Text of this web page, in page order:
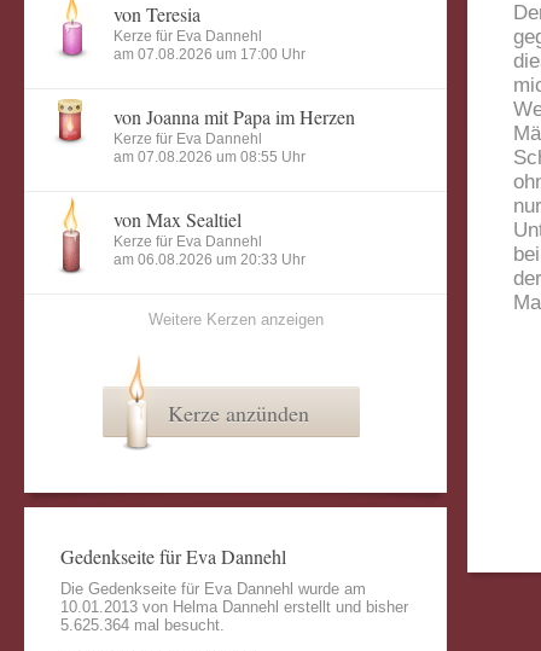
von Teresia
Kerze für Eva Dannehl
am 07.08.2026 um 17:00 Uhr
von Joanna mit Papa im Herzen
Kerze für Eva Dannehl
am 07.08.2026 um 08:55 Uhr
von Max Sealtiel
Kerze für Eva Dannehl
am 06.08.2026 um 20:33 Uhr
Weitere Kerzen anzeigen
Kerze anzünden
Gedenkseite für Eva Dannehl
Die Gedenkseite für Eva Dannehl wurde am
10.01.2013 von Helma Dannehl erstellt und bisher
5.625.364 mal besucht.